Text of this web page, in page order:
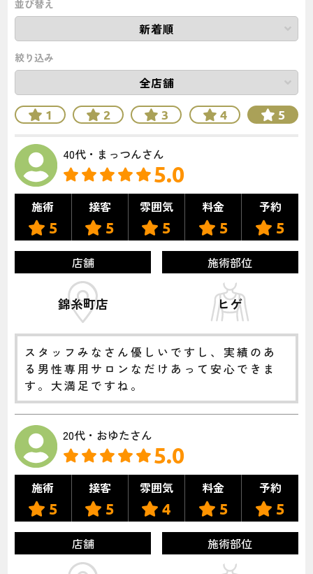
並び替え
絞り込み
1 2 3 4 5
40代・まっつんさん
5.0
施術
5
接客
5
雰囲気
5
料金
5
予約
5
店舗
錦糸町店
施術部位
ヒゲ
スタッフみなさん優しいですし、実績のあ
る男性専用サロンなだけあって安心できま
す。大満足ですね。
20代・おゆたさん
5.0
施術
5
接客
5
雰囲気
4
料金
5
予約
5
店舗 施術部位